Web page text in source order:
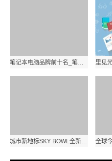
笔记本电脑品牌前十名_笔记本电脑排名前十名品牌
城市新地标SKY BOWL全新亮相 ART CIRCLE青岛国际艺术季上演艺术盛宴_每日时讯